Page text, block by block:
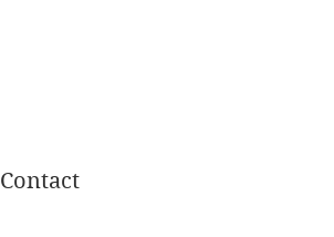
Contact